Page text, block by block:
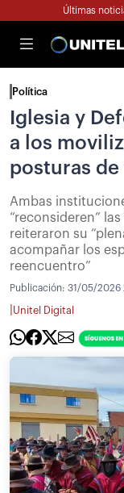
Últimas
Política
Iglesia y
a los
posturas
Ambas
“reconsideren”
reiteraron su
acompañar los
reencuentro”
Publicación: 31/05/2026
Unitel Digital